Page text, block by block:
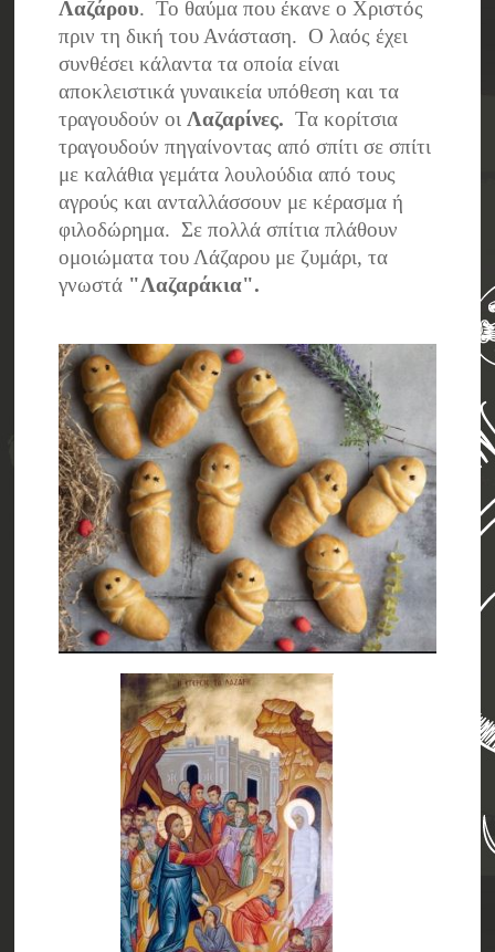
Λαζάρου. Το θαύμα που έκανε ο Χριστός
πριν τη δική του Ανάσταση. Ο λαός έχει
συνθέσει κάλαντα τα οποία είναι
αποκλειστικά γυναικεία υπόθεση και τα
τραγουδούν οι Λαζαρίνες. Τα κορίτσια
τραγουδούν πηγαίνοντας από σπίτι σε σπίτι
με καλάθια γεμάτα λουλούδια από τους
αγρούς και ανταλλάσσουν με κέρασμα ή
φιλοδώρημα. Σε πολλά σπίτια πλάθουν
ομοιώματα του Λάζαρου με ζυμάρι, τα
γνωστά "Λαζαράκια".